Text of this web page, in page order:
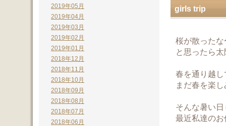
girls trip
桜が散ったな
と思ったら
春を通り越
まだ春を楽
そんな暑い
最近私達の
2019年05月
2019年04月
2019年03月
2019年02月
2019年01月
2018年12月
2018年11月
2018年10月
2018年09月
2018年08月
2018年07月
2018年06月